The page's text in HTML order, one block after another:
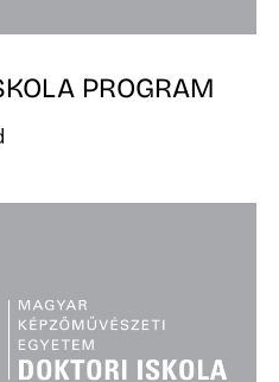
PROGRAM